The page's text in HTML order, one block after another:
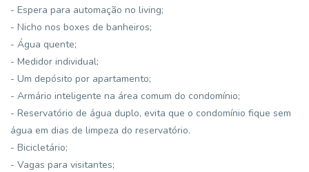
- Espera para automação no living;
- Nicho nos boxes de banheiros;
- Água quente;
- Medidor individual;
- Um depósito por apartamento;
- Armário inteligente na área comum do condomínio;
- Reservatório de água duplo, evita que o condomínio fique sem
água em dias de limpeza do reservatório.
- Bicicletário;
- Vagas para visitantes;